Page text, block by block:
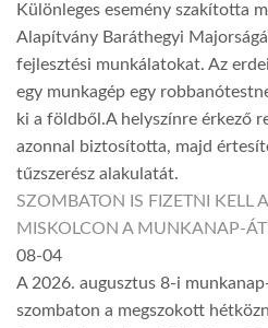
Különleges esemény szakította
Alapítvány Baráthegyi
fejlesztési munkálatokat. Az
egy munkagép egy
ki a földből.A helyszínre érkező
azonnal biztosította, majd
tűzszerész alakulatát.
SZOMBATON IS FIZETNI KELL
MISKOLCON A MUNKANAP-
08-04
A 2026. augusztus 8-i
szombaton a megszokott